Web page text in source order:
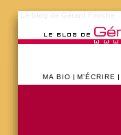
MA BIO M’ÉCRIRE